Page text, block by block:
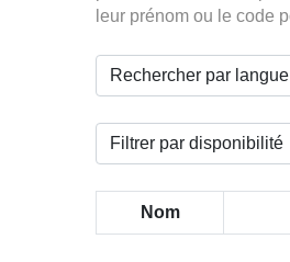
leur prénom ou le code
Nom